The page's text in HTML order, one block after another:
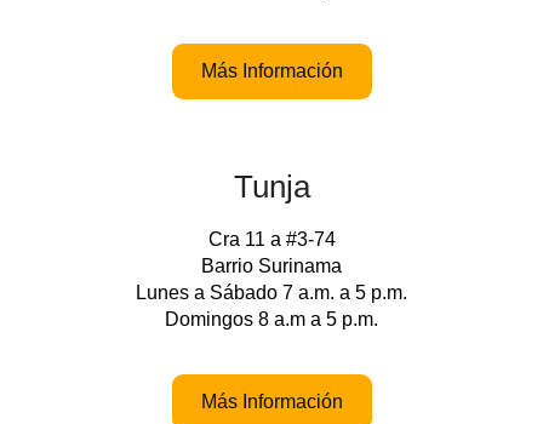
Más Información
Tunja
Cra 11 a #3-74
Barrio Surinama
Lunes a Sábado 7 a.m. a 5 p.m.
Domingos 8 a.m a 5 p.m.
Más Información